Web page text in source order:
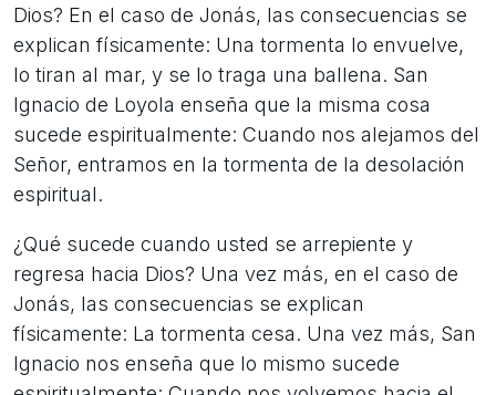
Dios? En el caso de Jonás, las consecuencias se
explican físicamente: Una tormenta lo envuelve,
lo tiran al mar, y se lo traga una ballena. San
Ignacio de Loyola enseña que la misma cosa
sucede espiritualmente: Cuando nos alejamos del
Señor, entramos en la tormenta de la desolación
espiritual.
¿Qué sucede cuando usted se arrepiente y
regresa hacia Dios? Una vez más, en el caso de
Jonás, las consecuencias se explican
físicamente: La tormenta cesa. Una vez más, San
Ignacio nos enseña que lo mismo sucede